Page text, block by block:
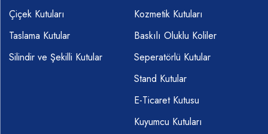
Çiçek Kutuları
Taslama Kutular
Silindir ve Şekilli Kutular
Kozmetik Kutuları
Baskılı Oluklu Koliler
Seperatörlü Kutular
Stand Kutular
E-Ticaret Kutusu
Kuyumcu Kutuları